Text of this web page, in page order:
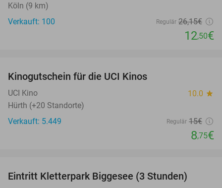
Köln (9 km)
Verkauft: 100
Regulär 26,15€
12,50€
Kinogutschein für die UCI Kinos
UCI Kino 10.0 star
Hürth (+20 Standorte)
Verkauft: 5.449
Regulär 15€
8,75€
Eintritt Kletterpark Biggesee (3 Stunden)